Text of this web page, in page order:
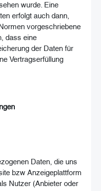
wurde. Eine
erfolgt auch dann,
vorgeschriebene
dass eine
der Daten für
Vertragserfüllung
Daten, die uns
bzw Anzeigeplattform
Nutzer (Anbieter oder